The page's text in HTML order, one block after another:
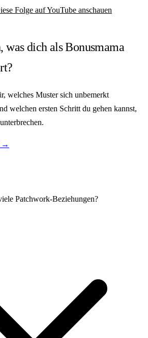
Folge auf YouTube anschauen
was dich als Bonusmama
welches Muster sich unbemerkt
welchen ersten Schritt du gehen kannst,
→
Patchwork-Beziehungen?